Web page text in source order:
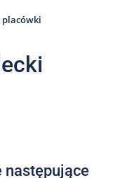
placówki
następujące